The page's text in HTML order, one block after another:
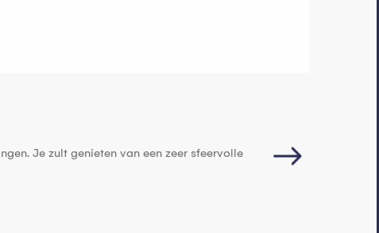
Je zult genieten van een zeer sfeervolle
In een tandem